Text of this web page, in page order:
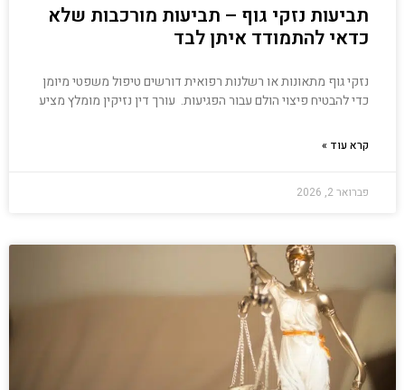
תביעות נזקי גוף – תביעות מורכבות שלא
כדאי להתמודד איתן לבד
נזקי גוף מתאונות או רשלנות רפואית דורשים טיפול משפטי מיומן
כדי להבטיח פיצוי הולם עבור הפגיעות. עורך דין נזיקין מומלץ מציע
קרא עוד »
פברואר 2, 2026